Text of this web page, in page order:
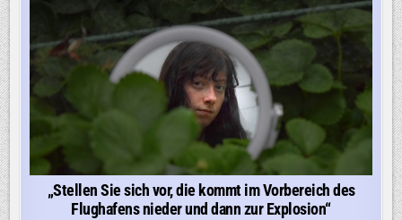
„Stellen Sie sich vor, die kommt im Vorbereich des
Flughafens nieder und dann zur Explosion“